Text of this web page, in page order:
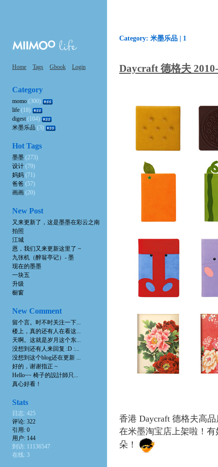
Home Tags Gbook Login
Category: 米墨乐品 | 1
Daycraft 德格夫
香港 Daycraft 德格夫高
在米墨淘宝店上架啦！
朵！
Category
momo (300)
life (18)
digest(104)
米墨乐品 (3)
Hot Tags
墨墨 (273)
设计 (79)
妈妈 (71)
爸爸 (57)
画画 (20)
New Post
又来更新了，这是墨墨在彩云之南
拍照
江城
恩，我们又来更新这里了 ~
九张机（醉翁亭记）- 墨
现在的墨墨
一块五
升级
橱窗
New Comment
留个言。时不时关注一下...
楼上，真的还有人在看这...
天啊。这就是岁月这个东...
没想到还有人来回复 :D :...
没想到这个blog还在更新 ...
好的，谢谢指正 ~
Hello~~ 椅子的設計師只...
真心好看！
Stats
日志: 425
评论: 322
引用: 0
用户: 144
到访: 11136547
在线: 3